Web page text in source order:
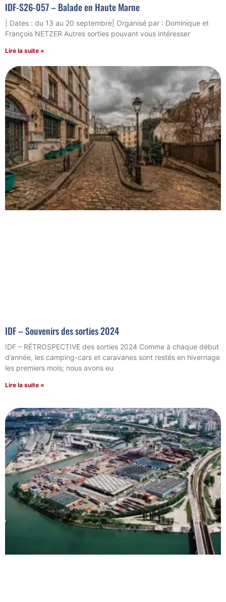
IDF-S26-057 – Balade en Haute Marne
| Dates : du 13 au 20 septembre| Organisé par : Dominique et
François NETZER Autres sorties pouvant vous intéresser
Lire la suite »
IDF – Souvenirs des sorties 2024
IDF – RÉTROSPECTIVE des sorties 2024 Comme à chaque début
d’année, les camping-cars et caravanes sont restés en hivernage
les premiers mois; nous avons eu
Lire la suite »